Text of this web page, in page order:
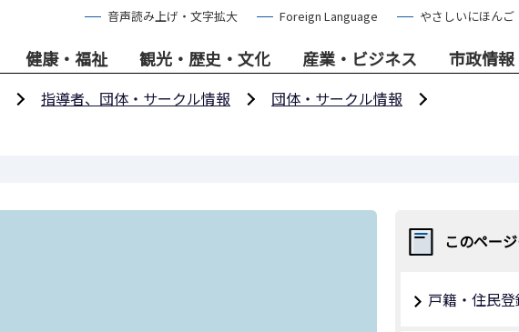
音声読み上げ・文字拡大 Foreign Language やさしいにほんご
健康・福祉 観光・歴史・文化 産業・ビジネス 市政情報
指導者、団体・サークル情報
団体・サークル情報
このペー
戸籍・住民登